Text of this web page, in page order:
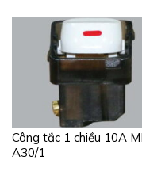
BÀI VIẾT MỚI
Đại lý
MPE
TOP